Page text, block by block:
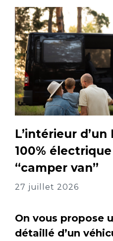
L’intérieur
100%
“camper van”
27 juillet 2026
On vous propose
détaillé d’un